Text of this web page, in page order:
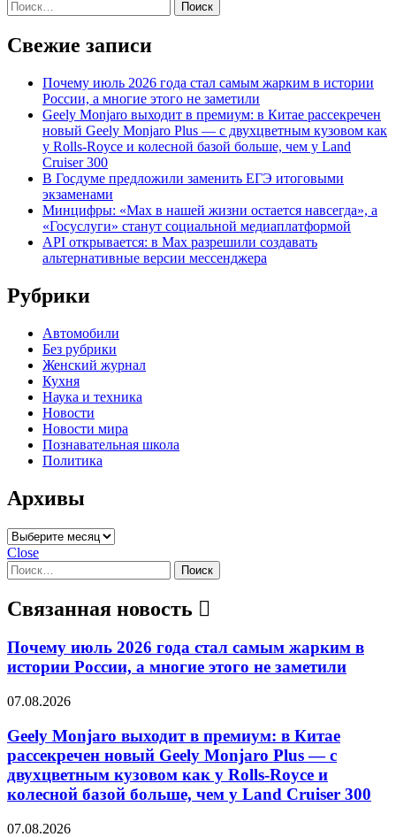
Найти:
Свежие записи
Почему июль 2026 года стал самым жарким в истории
России, а многие этого не заметили
Geely Monjaro выходит в премиум: в Китае рассекречен
новый Geely Monjaro Plus — с двухцветным кузовом как
у Rolls-Royce и колесной базой больше, чем у Land
Cruiser 300
В Госдуме предложили заменить ЕГЭ итоговыми
экзаменами
Минцифры: «Max в нашей жизни остается навсегда», а
«Госуслуги» станут социальной медиаплатформой
API открывается: в Max разрешили создавать
альтернативные версии мессенджера
Рубрики
Автомобили
Без рубрики
Женский журнал
Кухня
Наука и техника
Новости
Новости мира
Познавательная школа
Политика
Архивы
Архивы
Close
Найти:
Связанная новость
Почему июль 2026 года стал самым жарким в
истории России, а многие этого не заметили
07.08.2026
Geely Monjaro выходит в премиум: в Китае
рассекречен новый Geely Monjaro Plus — с
двухцветным кузовом как у Rolls-Royce и
колесной базой больше, чем у Land Cruiser 300
07.08.2026